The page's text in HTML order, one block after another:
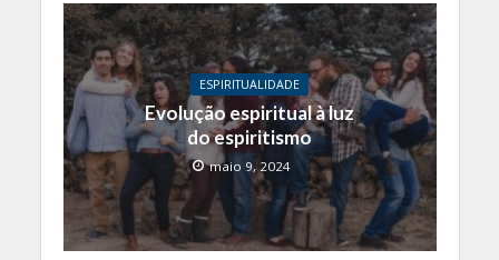
ESPIRITUALIDADE
Evolução espiritual à luz
do espiritismo
maio 9, 2024